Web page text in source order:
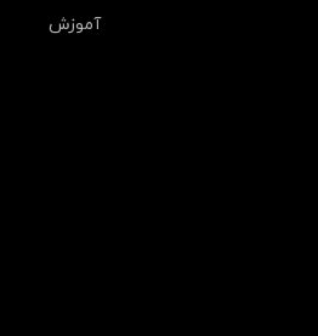
آموزش